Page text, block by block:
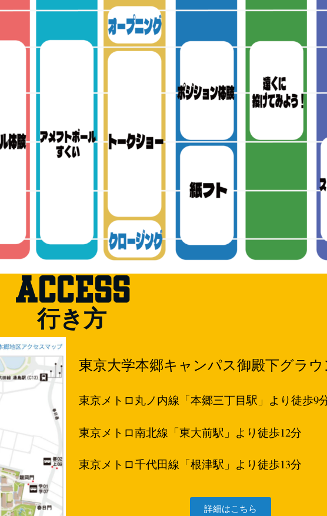
ACCESS
行き方
東京大学本郷キャンパス御殿下グラ
東京メトロ丸ノ内線「本郷三丁目駅」より徒歩9
東京メトロ南北線「東大前駅」より徒歩12分
東京メトロ千代田線「根津駅」より徒歩13分
詳細はこちら